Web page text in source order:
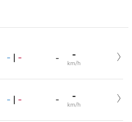
- | - - -
km/h
- | - - -
km/h